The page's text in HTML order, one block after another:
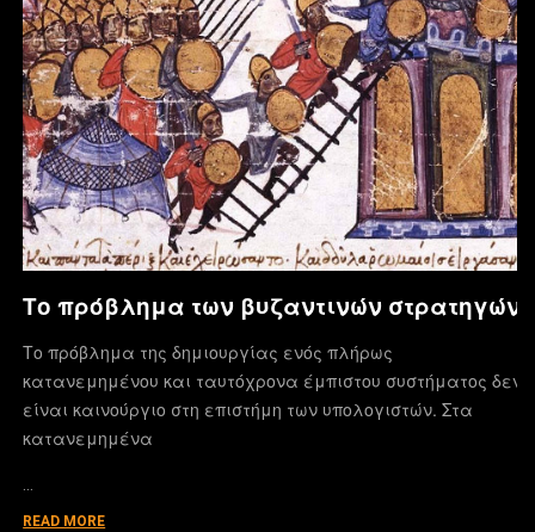
Το πρόβλημα των βυζαντινών στρατηγών
Το πρόβλημα της δημιουργίας ενός πλήρως
κατανεμημένου και ταυτόχρονα έμπιστου συστήματος δεν
είναι καινούργιο στη επιστήμη των υπολογιστών. Στα
κατανεμημένα
READ MORE